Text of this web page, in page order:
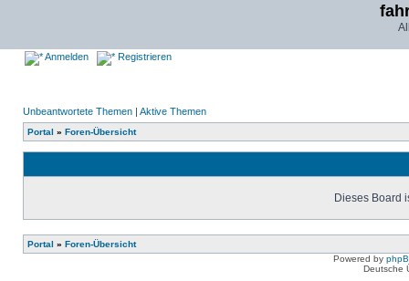
Anmelden Registrieren
Unbeantwortete Themen | Aktive Themen
Portal » Foren-Übersicht
Dieses Board
Portal » Foren-Übersicht
Powered by
Deutsche